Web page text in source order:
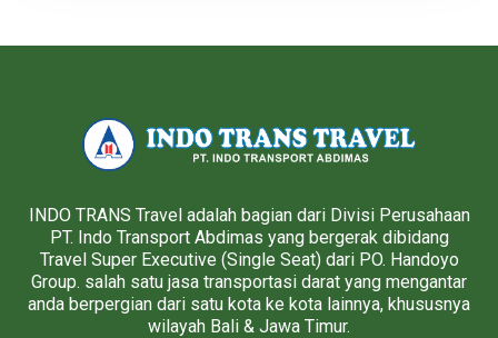
INDO TRANS Travel adalah bagian dari Divisi Perusahaan
PT. Indo Transport Abdimas yang bergerak dibidang
Travel Super Executive (Single Seat) dari PO. Handoyo
Group. salah satu jasa transportasi darat yang mengantar
anda berpergian dari satu kota ke kota lainnya, khususnya
wilayah Bali & Jawa Timur.